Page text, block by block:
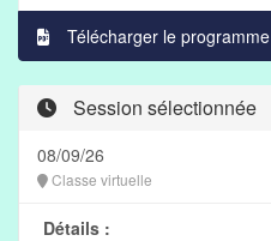
Télécharger le programme
Session sélectionnée
08/09/26
Classe virtuelle
Détails :